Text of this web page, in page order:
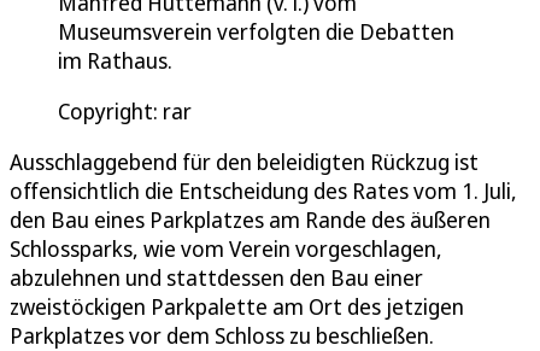
Museumsverein verfolgten die Debatten
im Rathaus.
Copyright: rar
Ausschlaggebend für den beleidigten Rückzug ist
offensichtlich die Entscheidung des Rates vom 1. Juli,
den Bau eines Parkplatzes am Rande des äußeren
Schlossparks, wie vom Verein vorgeschlagen,
abzulehnen und stattdessen den Bau einer
zweistöckigen Parkpalette am Ort des jetzigen
Parkplatzes vor dem Schloss zu beschließen.